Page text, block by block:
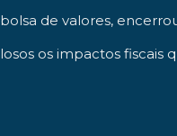
de valores,
os impactos fiscais